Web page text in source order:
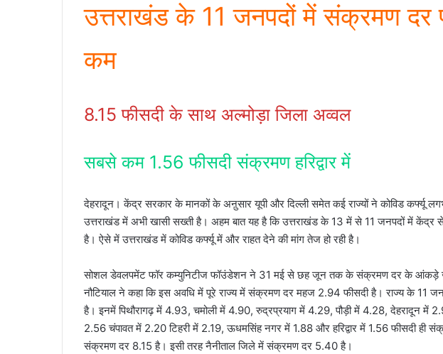
उत्तराखंड के 11 जनपदों में संक्रमण दर
कम
8.15 फीसदी के साथ अल्मोड़ा जिला अव्वल
सबसे कम 1.56 फीसदी संक्रमण हरिद्वार में
देहरादून। केंद्र सरकार के मानकों के अऩुसार यूपी और दिल्ली समेत कई राज्यों ने कोविड कर्फ्यू
उत्तराखंड में अभी खासी सख्ती है। अहम बात यह है कि उत्तराखंड के 13 में से 11 जनपदों में
है। ऐसे में उत्तराखंड में कोविड कर्फ्यू में और राहत देने की मांग तेज हो रही है।
सोशल डेवलपमेंट फॉर कम्युनिटीज फॉउंडेशन ने 31 मई से छह जून तक के संक्रमण दर के आंकड़े
नौटियाल ने कहा कि इस अवधि में पूरे राज्य में संक्रमण दर महज 2.94 फीसदी है। राज्य के 11
है। इनमें पिथौरागढ़ में 4.93, चमोली में 4.90, रुद्रप्रयाग में 4.29, पौड़ी में 4.28, देहरादून में
2.56 चंपावत में 2.20 टिहरी में 2.19, ऊधमसिंह नगर में 1.88 और हरिद्वार में 1.56 फीसदी ही
संक्रमण दर 8.15 है। इसी तरह नैनीताल जिले में संक्रमण दर 5.40 है।